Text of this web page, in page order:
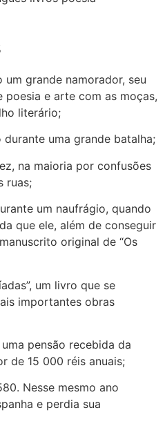
grande namorador, seu
e arte com as moças,
literário;
uma grande batalha;
na maioria por confusões
ruas;
um naufrágio, quando
que ele, além de conseguir
original de “Os
um livro que se
importantes obras
pensão recebida da
de 15 000 réis anuais;
Nesse mesmo ano
e perdia sua